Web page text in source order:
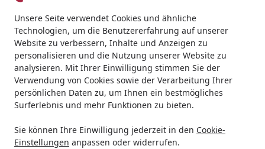
Unsere Seite verwendet Cookies und ähnliche
Technologien, um die Benutzererfahrung auf unserer
Website zu verbessern, Inhalte und Anzeigen zu
personalisieren und die Nutzung unserer Website zu
analysieren. Mit Ihrer Einwilligung stimmen Sie der
Verwendung von Cookies sowie der Verarbeitung Ihrer
persönlichen Daten zu, um Ihnen ein bestmögliches
Surferlebnis und mehr Funktionen zu bieten.
Sie können Ihre Einwilligung jederzeit in den Cookie-
Einstellungen anpassen oder widerrufen.
Suchen
Startseite
Aquaristik Aquarienpflege Wasseraufbereitung
Easy-Life EasyCarbo